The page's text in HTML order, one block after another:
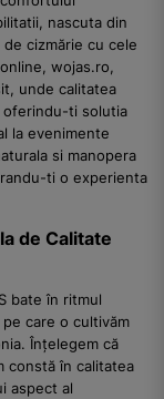
nascuta din
cizmărie cu cele
wojas.ro,
unde calitatea
oferindu-ti solutia
la evenimente
si manopera
ti o experienta
de Calitate
bate în ritmul
care o cultivăm
Înțelegem că
constă în calitatea
aspect al